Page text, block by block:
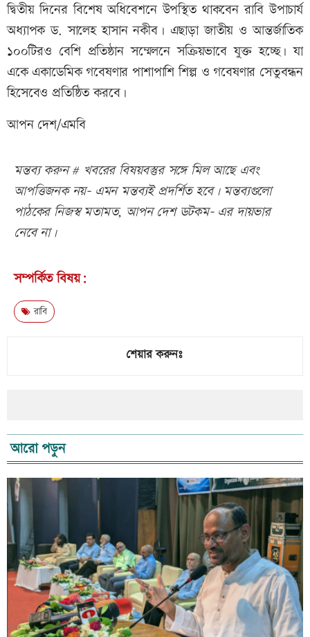
দ্বিতীয় দিনের বিশেষ অধিবেশনে উপস্থিত থাকবেন রাবি উপাচার্য
অধ্যাপক ড. সালেহ হাসান নকীব। এছাড়া জাতীয় ও আন্তর্জাতিক
১০০টিরও বেশি প্রতিষ্ঠান সম্মেলনে সক্রিয়ভাবে যুক্ত হচ্ছে। যা
একে একাডেমিক গবেষণার পাশাপাশি শিল্প ও গবেষণার সেতুবন্ধন
হিসেবেও প্রতিষ্ঠিত করবে।
আপন দেশ/এমবি
মন্তব্য করুন # খবরের বিষয়বস্তুর সঙ্গে মিল আছে এবং
আপত্তিজনক নয়- এমন মন্তব্যই প্রদর্শিত হবে। মন্তব্যগুলো
পাঠকের নিজস্ব মতামত, আপন দেশ ডটকম- এর দায়ভার
নেবে না।
সম্পর্কিত বিষয়:
রাবি
শেয়ার করুনঃ
আরো পড়ুন